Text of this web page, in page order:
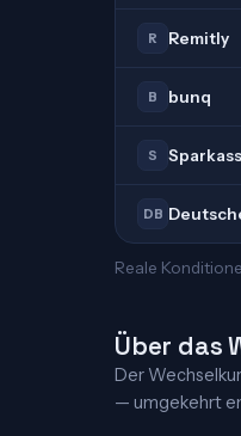
R Remitly
B bunq
S
DB
Reale
Über das
Der
— umgekehrt